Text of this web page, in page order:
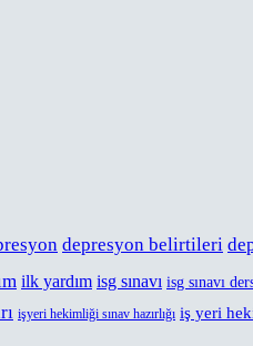
depresyon belirtileri
ilk yardım isg sınavı isg sınavı
işyeri hekimliği sınav hazırlığı iş yeri